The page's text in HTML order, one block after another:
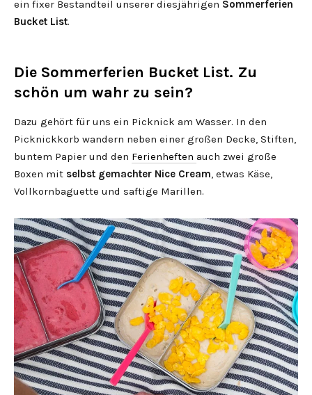
ein fixer Bestandteil unserer diesjährigen Sommerferien
Bucket List.
Die Sommerferien Bucket List. Zu
schön um wahr zu sein?
Dazu gehört für uns ein Picknick am Wasser. In den
Picknickkorb wandern neben einer großen Decke, Stiften,
buntem Papier und den Ferienheften auch zwei große
Boxen mit selbst gemachter Nice Cream, etwas Käse,
Vollkornbaguette und saftige Marillen.